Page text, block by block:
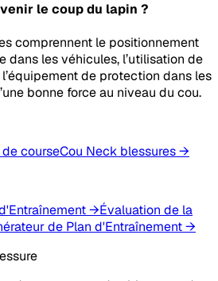
le coup du lapin ?
comprennent le positionnement
dans les véhicules, l’utilisation de
de protection dans les
bonne force au niveau du cou.
courseCou Neck blessures→
→Évaluation de la
de Plan d'Entraînement→